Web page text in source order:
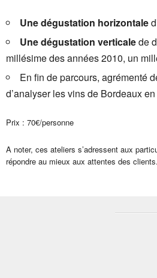
Une dégustation horizontale
Une dégustation verticalede
millésime des années 2010, un
En fin de parcours, agrémenté
d’analyser les vins de Bordeaux
Prix : 70€/personne
A noter, ces ateliers s’adressent aux
répondre au mieux aux attentes des